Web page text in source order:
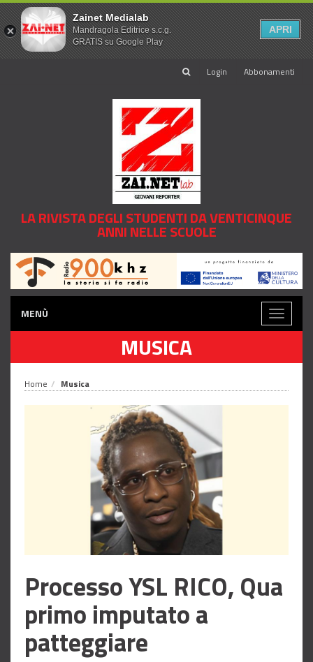
Login Abbonamenti
LA RIVISTA DEGLI STUDENTI DA VENTICINQUE
ANNI NELLE SCUOLE
MENÙ
Toggle
MUSICA
Home Musica
Processo YSL RICO, Qua
primo imputato a
patteggiare
Zainet Medialab
Mandragola Editrice s.c.g.
GRATIS su Google Play
APRI